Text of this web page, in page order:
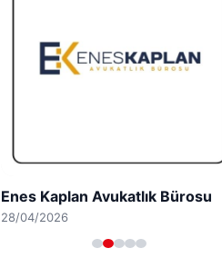
Enes Kaplan Avukatlık Bürosu
28/04/2026